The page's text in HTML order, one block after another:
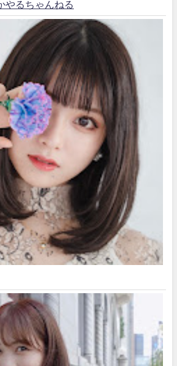
やるちゃんねる